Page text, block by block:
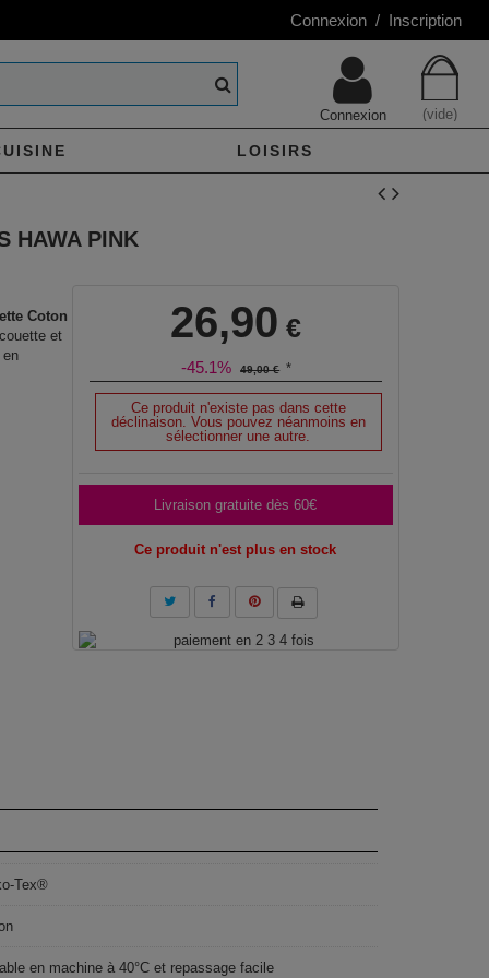
Connexion / Inscription
(vide)
Connexion
LOISIRS
HAWA PINK
Coton
et
en
26,90 €
-45.1% 49,00 € *
Ce produit n'existe pas dans cette
déclinaison. Vous pouvez néanmoins en
sélectionner une autre.
Livraison gratuite dès 60€
Ce produit n'est plus en stock
Tex®
en machine à 40°C et repassage facile